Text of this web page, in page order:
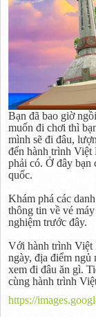
Bạn đã bao giờ
muốn đi chơi thì
mình sẽ đi đâu,
đến hành trình Việt
phải có. Ở đây bạn
quốc.
Khám phá các
thông tin về vé
nghiệm trước đây.
Với hành trình Việt
ngày, địa điểm
xem đi đâu ăn gì.
cùng hành trình
https://